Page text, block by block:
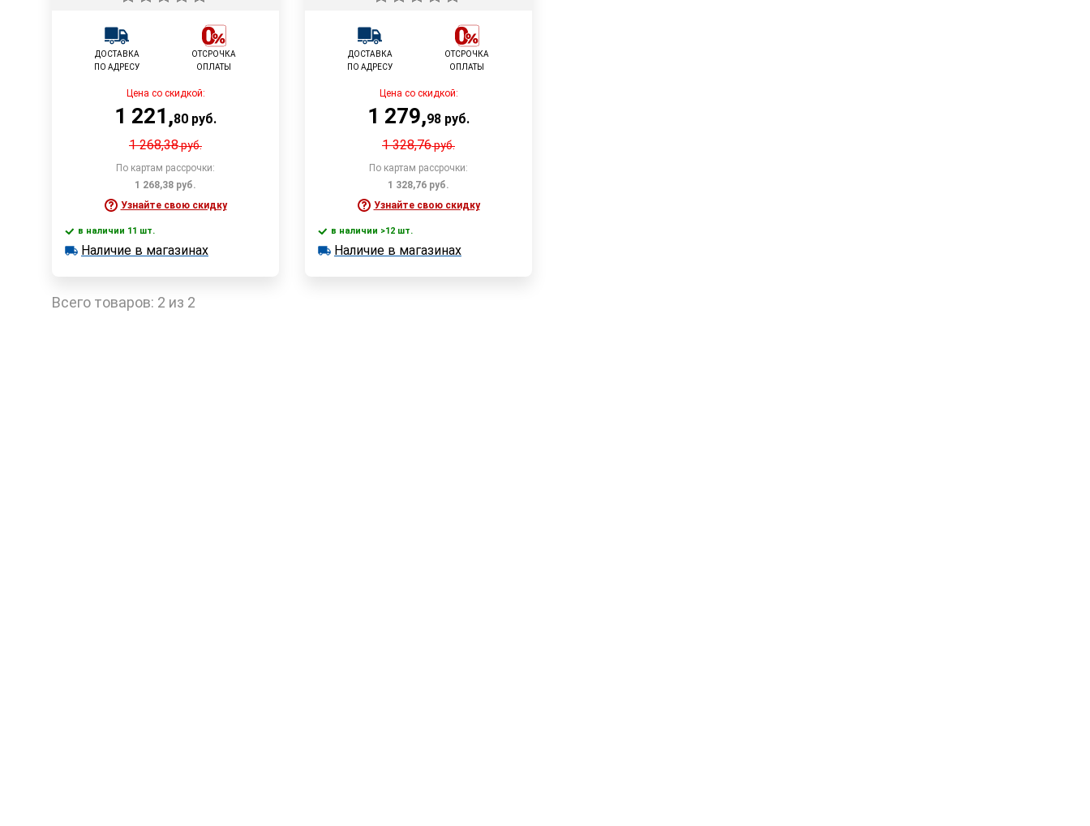
ДОСТАВКА
ПО АДРЕСУ
ОТСРОЧКА
ОПЛАТЫ
Цена со скидкой:
1 221 ,80 руб.
1 268,38руб.
По картам рассрочки:
1 268,38 руб.
Узнайте свою скидку
В корзину
Быстрый заказ
в наличии 11 шт.
в наличии 11 шт.
Наличие в магазинах
ДОСТАВКА
ПО АДРЕСУ
ОТСРОЧКА
ОПЛАТЫ
Цена со скидкой:
1 279,98 руб.
1 328,76руб.
По картам рассрочки:
1 328,76 руб.
Узнайте свою скидку
В корзину
в наличии >12 шт.
в наличии >12 шт.
Наличие в магазинах
Всего товаров: 2 из 2